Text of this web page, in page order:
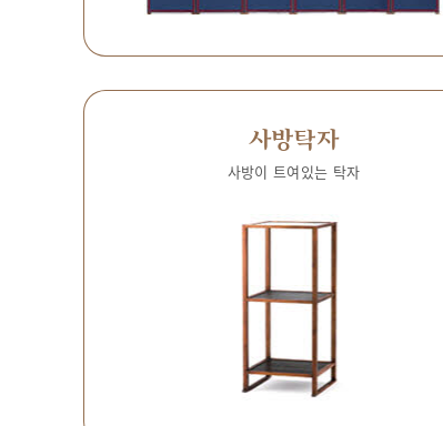
사방탁자
사방이 트여있는 탁자